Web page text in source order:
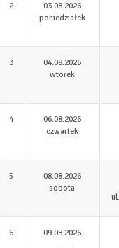
2
03.08.2026
poniedziałek
3
04.08.2026
wtorek
4
06.08.2026
czwartek
5
08.08.2026
sobota
6
09.08.2026